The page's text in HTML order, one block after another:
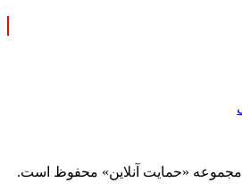
«حمایت‌ آنلاین» محفوظ است.